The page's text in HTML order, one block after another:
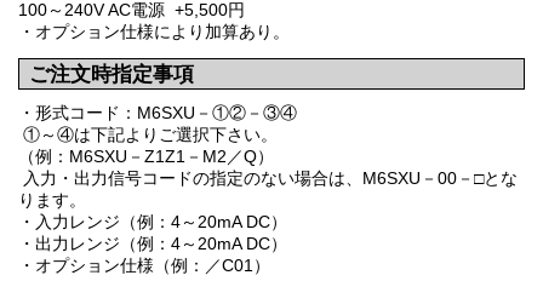
100～240V AC電源 +5,500円
・オプション仕様により加算あり。
ご注文時指定事項
・形式コード：M6SXU－①②－③④
①～④は下記よりご選択下さい。
（例：M6SXU－Z1Z1－M2／Q）
入力・出力信号コードの指定のない場合は、M6SXU－00－□とな
ります。
・入力レンジ（例：4～20mA DC）
・出力レンジ（例：4～20mA DC）
・オプション仕様（例：／C01）